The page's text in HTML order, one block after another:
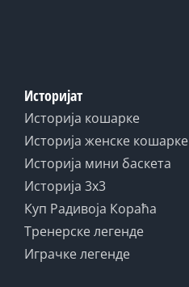
Историјат
Историја кошарке
Историја женске кошарке
Историја мини баскета
Историја 3x3
Куп Радивоја Кораћа
Тренерске легенде
Играчке легенде